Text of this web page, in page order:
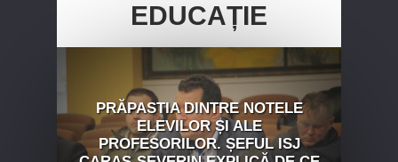
EDUCAȚIE
PRĂPASTIA DINTRE NOTELE
ELEVILOR ȘI ALE
PROFESORILOR. ȘEFUL ISJ